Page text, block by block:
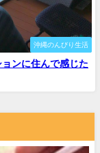
沖縄のんびり生活
ンに住んで感じた